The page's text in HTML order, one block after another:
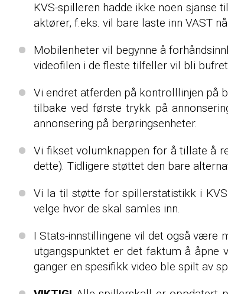
KVS-spilleren hadde ikke noen sjanse
aktører, f.eks. vil bare laste inn VAST
Mobilenheter vil begynne å
videofilen i de fleste tilfeller vil bli
Vi endret atferden på kontrolllinjen på
tilbake ved første trykk på
annonsering på berøringsenheter.
Vi fikset volumknappen for å tillate å
dette). Tidligere støttet den bare
Vi la til støtte for spillerstatistikk i
velge hvor de skal samles inn.
I Stats-innstillingene vil det også være
utgangspunktet er det faktum å åpne
ganger en spesifikk video ble spilt av